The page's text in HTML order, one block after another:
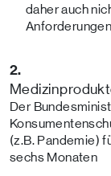
daher auch
2.
Der
(z.B. Pandemie)
sechs Monaten